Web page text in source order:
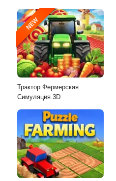
NEW
Трактор Фермерская
Симуляция 3D